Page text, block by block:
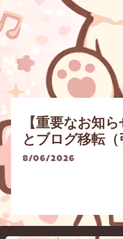
【重要なお知
とブログ移転
8/06/2026